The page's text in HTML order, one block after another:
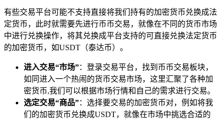
有些交易平台可能不支持直接将我们持有的加密货币兑换成法
定货币，此时就需要先进行币币交易，就像在不同的货币市场
中进行兑换操作，将其兑换成平台支持的可直接兑换法定货币
的加密货币，如USDT（泰达币）。
进入交易“市场”：登录交易平台，找到币币交易板块，
如同进入一个热闹的货币交易市场，这里汇聚了各种加
密货币,我们可以根据市场行情和自己的需求进行交易。
选定交易“商品”：选择要交易的加密货币对，例如将我
们的加密货币兑换成USDT，就像在市场中挑选合适的